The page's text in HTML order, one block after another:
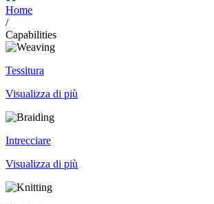
Home
/
Capabilities
Tessitura
Visualizza di più
Intrecciare
Visualizza di più